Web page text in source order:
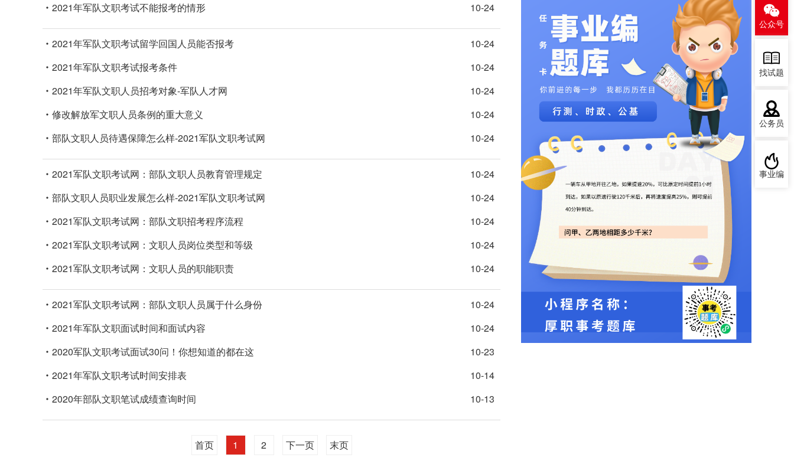
2021年军队文职考试不能报考的情形
10-24
2021年军队文职考试留学回国人员能否报考
10-24
2021年军队文职考试报考条件
10-24
2021年军队文职人员招考对象-军队人才网
10-24
修改解放军文职人员条例的重大意义
10-24
部队文职人员待遇保障怎么样-2021军队文职考试网
10-24
2021军队文职考试网：部队文职人员教育管理规定
10-24
部队文职人员职业发展怎么样-2021军队文职考试网
10-24
2021军队文职考试网：部队文职招考程序流程
10-24
2021军队文职考试网：文职人员岗位类型和等级
10-24
2021军队文职考试网：文职人员的职能职责
10-24
2021军队文职考试网：部队文职人员属于什么身份
10-24
2021年军队文职面试时间和面试内容
10-24
2020军队文职考试面试30问！你想知道的都在这
10-23
2021年军队文职考试时间安排表
10-14
2020年部队文职笔试成绩查询时间
10-13
首页 1 2 下一页 末页
公众号
找试题
公务员
事业编